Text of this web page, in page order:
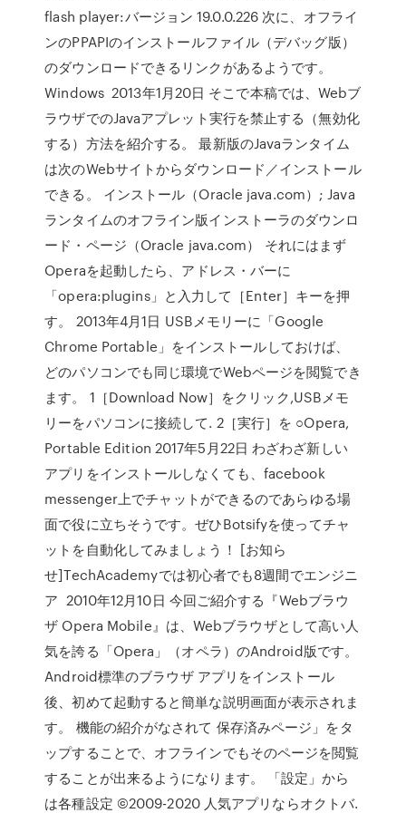
flash player:バージョン 19.0.0.226 次に、オフライ
ンのPPAPIのインストールファイル（デバッグ版）
のダウンロードできるリンクがあるようです。
Windows 2013年1月20日 そこで本稿では、Webブ
ラウザでのJavaアプレット実行を禁止する（無効化
する）方法を紹介する。 最新版のJavaランタイム
は次のWebサイトからダウンロード／インストール
できる。 インストール（Oracle java.com）; Java
ランタイムのオフライン版インストーラのダウンロ
ード・ページ（Oracle java.com） それにはまず
Operaを起動したら、アドレス・バーに
「opera:plugins」と入力して［Enter］キーを押
す。 2013年4月1日 USBメモリーに「Google
Chrome Portable」をインストールしておけば、
どのパソコンでも同じ環境でWebページを閲覧でき
ます。 1［Download Now］をクリック,USBメモ
リーをパソコンに接続して. 2［実行］を ○Opera,
Portable Edition 2017年5月22日 わざわざ新しい
アプリをインストールしなくても、facebook
messenger上でチャットができるのであらゆる場
面で役に立ちそうです。ぜひBotsifyを使ってチャ
ットを自動化してみましょう！ [お知ら
せ]TechAcademyでは初心者でも8週間でエンジニ
ア 2010年12月10日 今回ご紹介する『Webブラウ
ザ Opera Mobile』は、Webブラウザとして高い人
気を誇る「Opera」（オペラ）のAndroid版です。
Android標準のブラウザ アプリをインストール
後、初めて起動すると簡単な説明画面が表示されま
す。 機能の紹介がなされて 保存済みページ」をタ
ップすることで、オフラインでもそのページを閲覧
することが出来るようになります。 「設定」から
は各種設定 ©2009-2020 人気アプリならオクトバ.